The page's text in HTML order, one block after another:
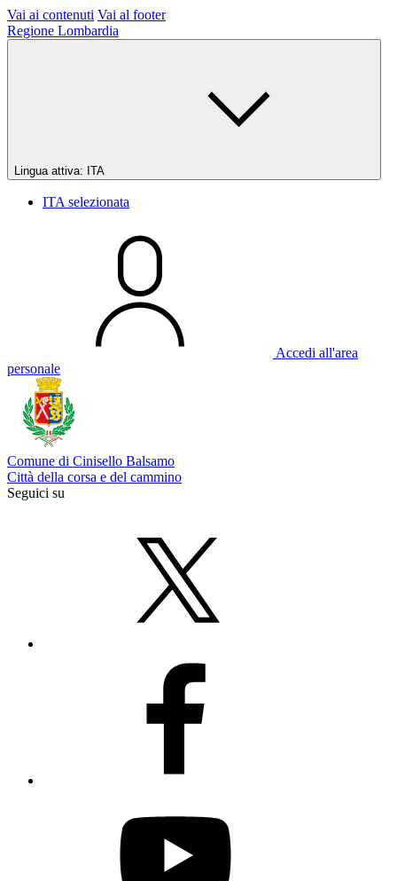
Vai ai contenuti Vai al footer
Regione Lombardia
Lingua attiva: ITA
ITA selezionata
Accedi all'area
personale
Comune di Cinisello Balsamo
Città della corsa e del cammino
Seguici su